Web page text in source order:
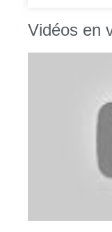
Vidéos en